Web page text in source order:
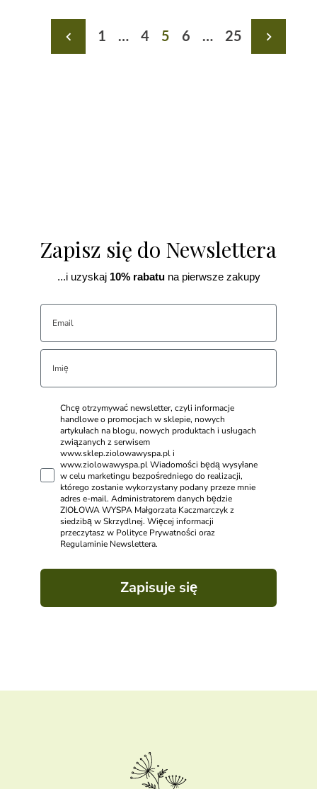
navigate_before 1 … 4 5 6 … 25 navigate_next
Zapisz się do Newslettera
...i uzyskaj10% rabatuna pierwsze zakupy
Chcę otrzymywać newsletter, czyli informacje
handlowe o promocjach w sklepie, nowych
artykułach na blogu, nowych produktach i usługach
związanych z serwisem
www.sklep.ziolowawyspa.pl i
www.ziolowawyspa.pl Wiadomości będą wysyłane
w celu marketingu bezpośredniego do realizacji,
którego zostanie wykorzystany podany przeze mnie
adres e-mail. Administratorem danych będzie
ZIOŁOWA WYSPA Małgorzata Kaczmarczyk z
siedzibą w Skrzydlnej. Więcej informacji
przeczytasz w Polityce Prywatności oraz
Regulaminie Newslettera.
Zapisuje się